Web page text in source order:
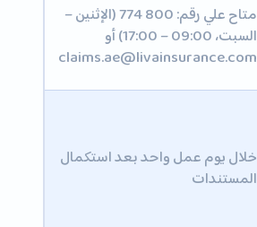
متاح علي رقم: 800 774 (الإثنين –
السبت، 09:00 – 17:00) أو
claims.ae@livainsurance.com
خلال يوم عمل واحد بعد استكمال
المستندات